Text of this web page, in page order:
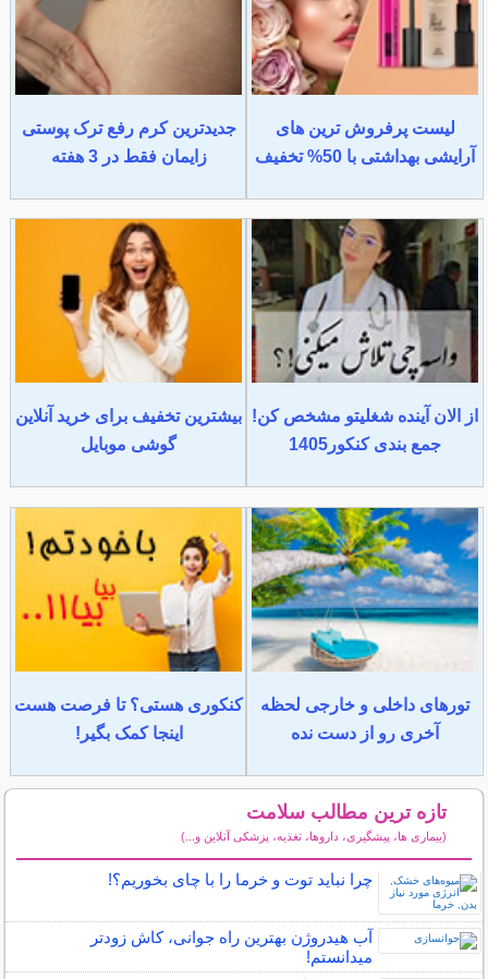
لیست پرفروش ترین های
آرایشی بهداشتی با 50% تخفیف
جدیدترین کرم رفع ترک پوستی
زایمان فقط در 3 هفته
از الان آینده شغلیتو مشخص کن!
جمع بندی کنکور1405
بیشترین تخفیف برای خرید آنلاین
گوشی موبایل
تورهای داخلی و خارجی لحظه
آخری رو از دست نده
کنکوری هستی؟ تا فرصت هست
اینجا کمک بگیر!
تازه ترین مطالب سلامت
(بیماری ها، پیشگیری، داروها، تغذیه، پزشکی آنلاین و...)
چرا نباید توت و خرما را با چای بخوریم؟!
آب هیدروژن بهترین راه جوانی، کاش زودتر
میدانستم!